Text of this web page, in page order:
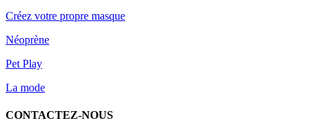
Créez votre propre masque
Néoprène
Pet Play
La mode
CONTACTEZ-NOUS